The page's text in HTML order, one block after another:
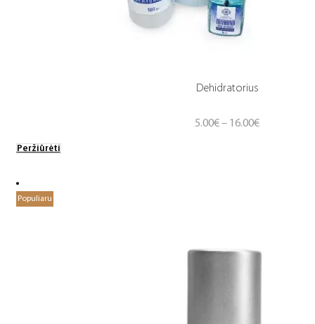
Dehidratorius
5.00€ – 16.00€Price
Peržiūrėti
Populiaru